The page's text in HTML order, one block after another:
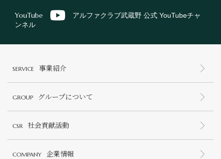
YouTube
アルファクラブ武蔵野 公式 YouTubeチャ
ンネル
SERVICE 事業紹介
GROUP グループについて
CSR 社会貢献活動
COMPANY 企業情報